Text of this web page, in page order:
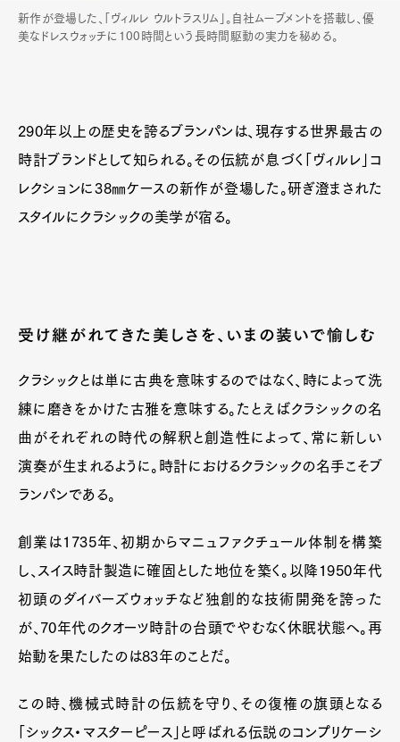
新作が登場した、「ヴィルレ ウルトラスリム」。自社ムーブメントを搭載し、優
美なドレスウォッチに100時間という長時間駆動の実力を秘める。
290年以上の歴史を誇るブランパンは、現存する世界最古の
時計ブランドとして知られる。その伝統が息づく「ヴィルレ」コ
レクションに38㎜ケースの新作が登場した。研ぎ澄まされた
スタイルにクラシックの美学が宿る。
受け継がれてきた美しさを、いまの装いで愉しむ
クラシックとは単に古典を意味するのではなく、時によって洗
練に磨きをかけた古雅を意味する。たとえばクラシックの名
曲がそれぞれの時代の解釈と創造性によって、常に新しい
演奏が生まれるように。時計におけるクラシックの名手こそブ
ランパンである。
創業は1735年、初期からマニュファクチュール体制を構築
し、スイス時計製造に確固とした地位を築く。以降1950年代
初頭のダイバーズウォッチなど独創的な技術開発を誇った
が、70年代のクオーツ時計の台頭でやむなく休眠状態へ。再
始動を果たしたのは83年のことだ。
この時、機械式時計の伝統を守り、その復権の旗頭となる
「シックス・マスターピース」と呼ばれる伝説のコンプリケーシ